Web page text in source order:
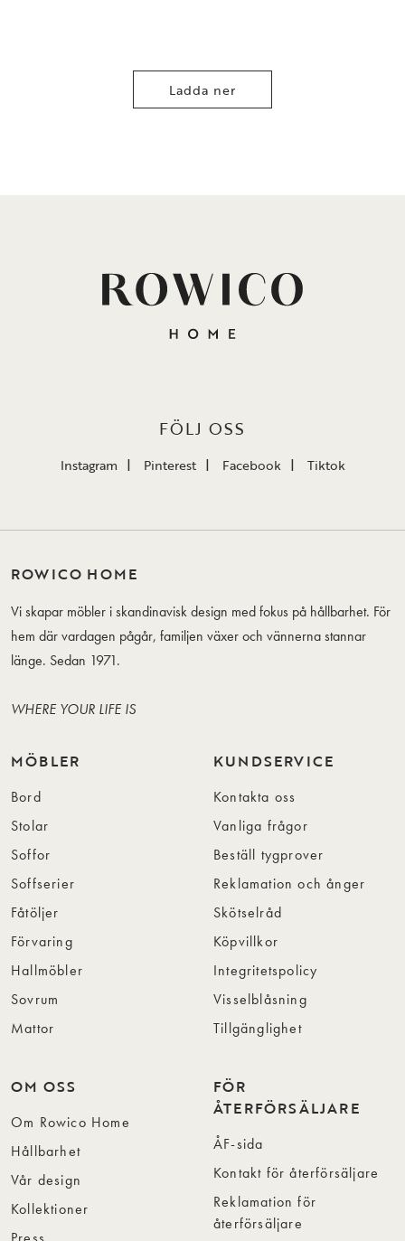
Ladda ner
FÖLJ OSS
Instagram Pinterest Facebook Tiktok
ROWICO HOME
Vi skapar möbler i skandinavisk design med fokus på hållbarhet. För
hem där vardagen pågår, familjen växer och vännerna stannar
länge. Sedan 1971.
WHERE YOUR LIFE IS
MÖBLER
Bord
Stolar
Soffor
Soffserier
Fåtöljer
Förvaring
Hallmöbler
Sovrum
Mattor
KUNDSERVICE
Kontakta oss
Vanliga frågor
Beställ tygprover
Reklamation och ånger
Skötselråd
Köpvillkor
Integritetspolicy
Visselblåsning
Tillgänglighet
OM OSS
Om Rowico Home
Hållbarhet
Vår design
Kollektioner
FÖR
ÅTERFÖRSÄLJARE
ÅF-sida
Kontakt för återförsäljare
Reklamation för
återförsäljare